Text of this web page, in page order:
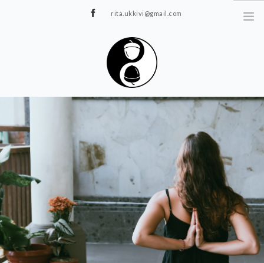
rita.ukkivi@gmail.com
JOOGA/PILATES
ÜRITUSED
TIIMIDELE
GALERII
KONTAKT